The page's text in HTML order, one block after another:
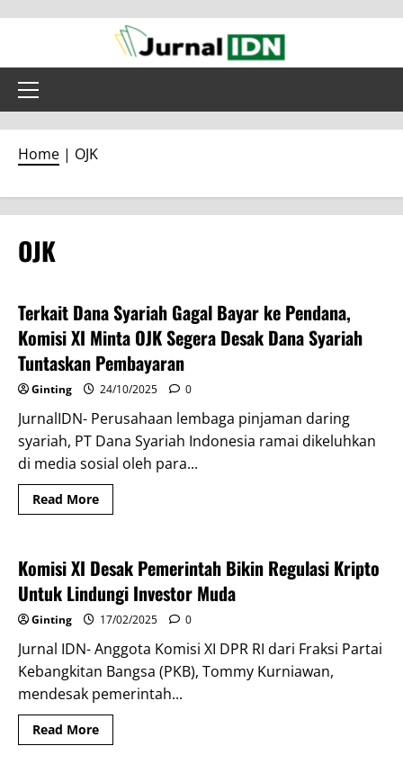
content
Primary
Home | OJK
OJKEkonomi
Terkait Dana Syariah Gagal Bayar ke Pendana,
Komisi XI Minta OJK Segera Desak Dana Syariah
Tuntaskan Pembayaran
Ginting 24/10/2025 0
JurnalIDN- Perusahaan lembaga pinjaman daring
syariah, PT Dana Syariah Indonesia ramai dikeluhkan
di media sosial oleh para...
Read MoreRead
more
Syariah
Gagal
Bayar
ke
Pendana,
Komisi
Minta
OJK
Segera
Desak
Dana
Syariah
Tuntaskan
Pembayaran
Headline Berita
Komisi XI Desak Pemerintah Bikin Regulasi Kripto
Untuk Lindungi Investor Muda
Ginting 17/02/2025 0
Jurnal IDN- Anggota Komisi XI DPR RI dari Fraksi Partai
Kebangkitan Bangsa (PKB), Tommy Kurniawan,
mendesak pemerintah...
Read MoreRead
more
Berita Headline